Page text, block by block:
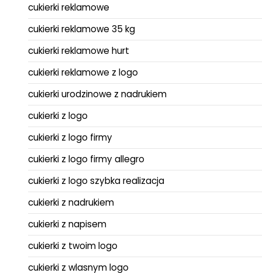
cukierki reklamowe
cukierki reklamowe 35 kg
cukierki reklamowe hurt
cukierki reklamowe z logo
cukierki urodzinowe z nadrukiem
cukierki z logo
cukierki z logo firmy
cukierki z logo firmy allegro
cukierki z logo szybka realizacja
cukierki z nadrukiem
cukierki z napisem
cukierki z twoim logo
cukierki z wlasnym logo